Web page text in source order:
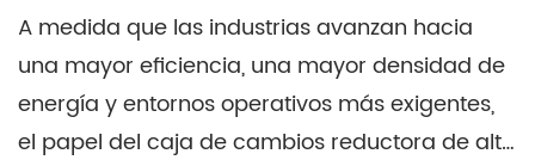
A medida que las industrias avanzan hacia
una mayor eficiencia, una mayor densidad de
energía y entornos operativos más exigentes,
el papel del caja de cambios reductora de alta